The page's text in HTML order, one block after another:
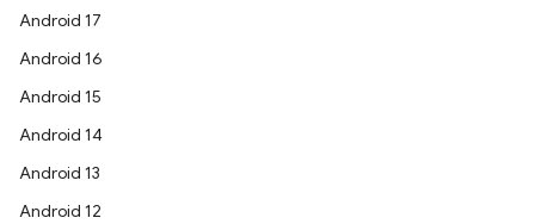
Android 17
Android 16
Android 15
Android 14
Android 13
Android 12